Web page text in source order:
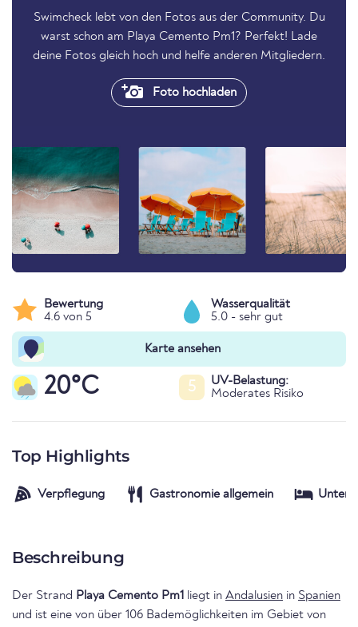
Swimcheck lebt von den Fotos aus der Community. Du
warst schon am Playa Cemento Pm1? Perfekt! Lade
deine Fotos gleich hoch und helfe anderen Mitgliedern.
Foto hochladen
Bewertung
4.6 von 5
Wasserqualität
5.0 - sehr gut
Karte ansehen
20°C 5
UV-Belastung:
Moderates Risiko
Top Highlights
Verpflegung Gastronomie allgemein
Beschreibung
Der Strand Playa Cemento Pm1 liegt in Andalusien in Spanien
und ist eine von über 106 Bademöglichkeiten im Gebiet von